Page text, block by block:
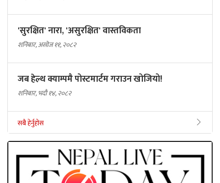
'सुरक्षित' नारा, 'असुरक्षित' वास्तविकता
शनिबार, असोज ११, २०८२
जब हेल्थ क्याम्पमै पोस्टमार्टम गराउन खोजियो!
शनिबार, भदौ १४, २०८२
सबै हेर्नुहोस